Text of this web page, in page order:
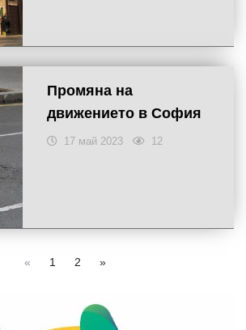
Промяна на
движението в София
17 май 2023 12
« 1 2 »